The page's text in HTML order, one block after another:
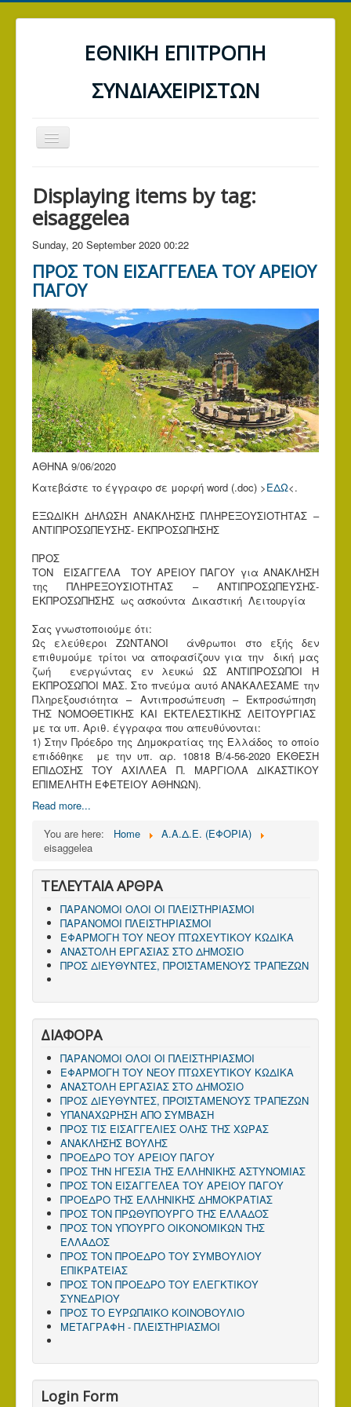
ΕΘΝΙΚΗ ΕΠΙΤΡΟΠΗ
ΣΥΝΔΙΑΧΕΙΡΙΣΤΩΝ
Toggle
Navigation
ΤΡΑΠΕΖΕΣ
ΔΕΗ
Α.Α.Δ.Ε. (ΕΦΟΡΙΑ)
ΓΕΝΙΚΑ ΑΡΘΡΑ
ΕΠΙΚΟΙΝΩΝΙΑ
Displaying items by tag:
eisaggelea
Sunday, 20 September 2020 00:22
ΠΡΟΣ ΤΟΝ ΕΙΣΑΓΓΕΛΕΑ ΤΟΥ ΑΡΕΙΟΥ
ΠΑΓΟΥ
ΑΘΗΝΑ 9/06/2020
Κατεβάστε το έγγραφο σε μορφή word (.doc) >ΕΔΩ<.
ΕΞΩΔΙΚΗ ΔΗΛΩΣΗ ΑΝΑΚΛΗΣΗΣ ΠΛΗΡΕΞΟΥΣΙΟΤΗΤΑΣ –
ΑΝΤΙΠΡΟΣΩΠΕΥΣΗΣ- ΕΚΠΡΟΣΩΠΗΣΗΣ
ΠΡΟΣ
ΤΟΝ ΕΙΣΑΓΓΕΛΑ ΤΟΥ ΑΡΕΙΟΥ ΠΑΓΟΥ για ΑΝΑΚΛΗΣΗ
της ΠΛΗΡΕΞΟΥΣΙΟΤΗΤΑΣ – ΑΝΤΙΠΡΟΣΩΠΕΥΣΗΣ-
ΕΚΠΡΟΣΩΠΗΣΗΣ ως ασκούντα Δικαστική Λειτουργία
Σας γνωστοποιούμε ότι:
Ως ελεύθεροι ΖΩΝΤΑΝΟΙ άνθρωποι στο εξής δεν
επιθυμούμε τρίτοι να αποφασίζουν για την δική μας
ζωή ενεργώντας εν λευκώ ΩΣ ΑΝΤΙΠΡΟΣΩΠΟΙ Ή
ΕΚΠΡΟΣΩΠΟΙ ΜΑΣ. Στο πνεύμα αυτό ΑΝΑΚΑΛΕΣΑΜΕ την
Πληρεξουσιότητα – Αντιπροσώπευση – Εκπροσώπηση
ΤΗΣ ΝΟΜΟΘΕΤΙΚΗΣ ΚΑΙ ΕΚΤΕΛΕΣΤΙΚΗΣ ΛΕΙΤΟΥΡΓΙΑΣ
με τα υπ. Αριθ. έγγραφα που απευθύνονται:
1) Στην Πρόεδρο της Δημοκρατίας της Ελλάδος το οποίο
επιδόθηκε με την υπ. αρ. 10818 Β/4-56-2020 ΕΚΘΕΣΗ
ΕΠΙΔΟΣΗΣ ΤΟΥ ΑΧΙΛΛΕΑ Π. ΜΑΡΓΙΟΛΑ ΔΙΚΑΣΤΙΚΟΥ
ΕΠΙΜΕΛΗΤΗ ΕΦΕΤΕΙΟΥ ΑΘΗΝΩΝ).
Read more...
You are here:
Home
Α.Α.Δ.Ε. (ΕΦΟΡΙΑ)
eisaggelea
ΤΕΛΕΥΤΑΙΑ ΑΡΘΡΑ
ΠΑΡΑΝΟΜΟΙ ΟΛΟΙ ΟΙ ΠΛΕΙΣΤΗΡΙΑΣΜΟΙ
ΠΑΡΑΝΟΜΟΙ ΠΛΕΙΣΤΗΡΙΑΣΜΟΙ
ΕΦΑΡΜΟΓΗ ΤΟΥ ΝΕΟΥ ΠΤΩΧΕΥΤΙΚΟΥ ΚΩΔΙΚΑ
ΑΝΑΣΤΟΛΗ ΕΡΓΑΣΙΑΣ ΣΤΟ ΔΗΜΟΣΙΟ
ΠΡΟΣ ΔΙΕΥΘΥΝΤΕΣ, ΠΡΟΪΣΤΑΜΕΝΟΥΣ ΤΡΑΠΕΖΩΝ
ΔΙΑΦΟΡΑ
ΠΑΡΑΝΟΜΟΙ ΟΛΟΙ ΟΙ ΠΛΕΙΣΤΗΡΙΑΣΜΟΙ
ΕΦΑΡΜΟΓΗ ΤΟΥ ΝΕΟΥ ΠΤΩΧΕΥΤΙΚΟΥ ΚΩΔΙΚΑ
ΑΝΑΣΤΟΛΗ ΕΡΓΑΣΙΑΣ ΣΤΟ ΔΗΜΟΣΙΟ
ΠΡΟΣ ΔΙΕΥΘΥΝΤΕΣ, ΠΡΟΪΣΤΑΜΕΝΟΥΣ ΤΡΑΠΕΖΩΝ
ΥΠΑΝΑΧΩΡΗΣΗ ΑΠΟ ΣΥΜΒΑΣΗ
ΠΡΟΣ ΤΙΣ ΕΙΣΑΓΓΕΛΙΕΣ ΟΛΗΣ ΤΗΣ ΧΩΡΑΣ
ΑΝΑΚΛΗΣΗΣ ΒΟΥΛΗΣ
ΠΡΟΕΔΡΟ ΤΟΥ ΑΡΕΙΟΥ ΠΑΓΟΥ
ΠΡΟΣ ΤΗΝ ΗΓΕΣΙΑ ΤΗΣ ΕΛΛΗΝΙΚΗΣ ΑΣΤΥΝΟΜΙΑΣ
ΠΡΟΣ ΤΟΝ ΕΙΣΑΓΓΕΛΕΑ ΤΟΥ ΑΡΕΙΟΥ ΠΑΓΟΥ
ΠΡΟΕΔΡΟ ΤΗΣ ΕΛΛΗΝΙΚΗΣ ΔΗΜΟΚΡΑΤΙΑΣ
ΠΡΟΣ ΤΟΝ ΠΡΩΘΥΠΟΥΡΓΟ ΤΗΣ ΕΛΛΑΔΟΣ
ΠΡΟΣ TΟΝ ΥΠΟΥΡΓΟ ΟΙΚΟΝΟΜΙΚΩΝ ΤΗΣ
ΕΛΛΑΔΟΣ
ΠΡΟΣ ΤΟΝ ΠΡΟΕΔΡΟ ΤΟΥ ΣΥΜΒΟΥΛΙΟΥ
ΕΠΙΚΡΑΤΕΙΑΣ
ΠΡΟΣ ΤΟΝ ΠΡΟΕΔΡΟ ΤΟΥ ΕΛΕΓΚΤΙΚΟΥ
ΣΥΝΕΔΡΙΟΥ
ΠΡΟΣ ΤΟ ΕΥΡΩΠΑΪΚΟ ΚΟΙΝΟΒΟΥΛΙΟ
ΜΕΤΑΓΡΑΦΗ - ΠΛΕΙΣΤΗΡΙΑΣΜΟΙ
Login Form